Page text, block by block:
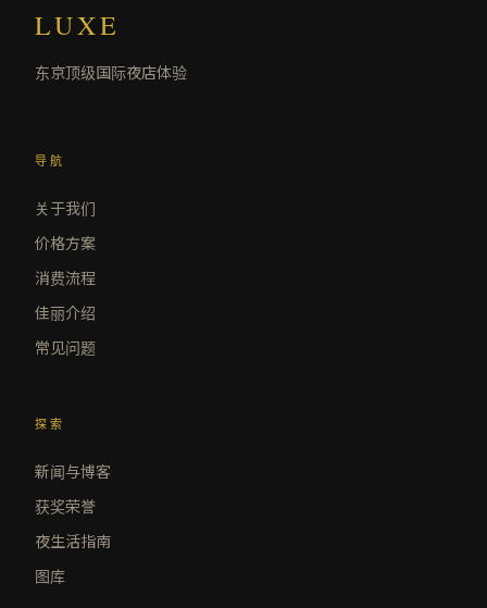
LUXE
东京顶级国际夜店体验
导航
关于我们
价格方案
消费流程
佳丽介绍
常见问题
探索
新闻与博客
获奖荣誉
夜生活指南
图库